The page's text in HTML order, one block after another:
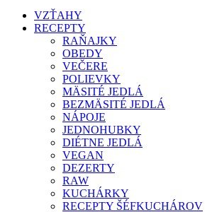
VZŤAHY
RECEPTY
RAŇAJKY
OBEDY
VEČERE
POLIEVKY
MÄSITÉ JEDLÁ
BEZMÄSITÉ JEDLÁ
NÁPOJE
JEDNOHUBKY
DIÉTNE JEDLÁ
VEGAN
DEZERTY
RAW
KUCHÁRKY
RECEPTY ŠÉFKUCHÁROV